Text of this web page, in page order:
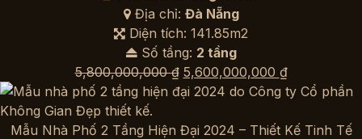
Địa chỉ: Đà Nẵng
Diện tích: 141.85m2
Số tầng: 2 tầng
5,800,000,000₫ Giá
gốc
5,800,000,000 ₫.
5,600,000,000 ₫Giá
hiện
là:
Mẫu Nhà Phố 2 Tầng Hiện Đại 2024 – Thiết Kế Tinh Tế